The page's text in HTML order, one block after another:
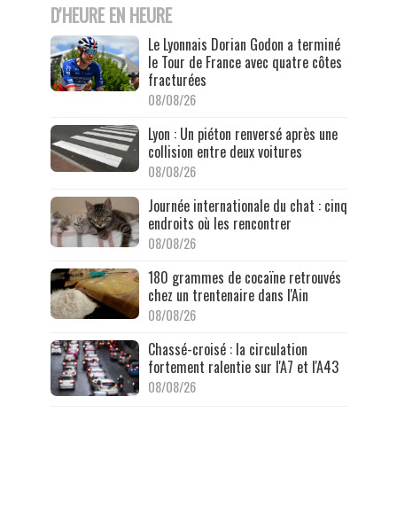
D'HEURE EN HEURE
Le Lyonnais Dorian Godon a terminé
le Tour de France avec quatre côtes
fracturées
08/08/26
Lyon : Un piéton renversé après une
collision entre deux voitures
08/08/26
Journée internationale du chat : cinq
endroits où les rencontrer
08/08/26
180 grammes de cocaïne retrouvés
chez un trentenaire dans l'Ain
08/08/26
Chassé-croisé : la circulation
fortement ralentie sur l'A7 et l'A43
08/08/26